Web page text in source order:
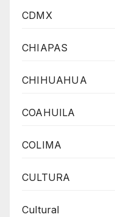
CDMX
CHIAPAS
CHIHUAHUA
COAHUILA
COLIMA
CULTURA
Cultural